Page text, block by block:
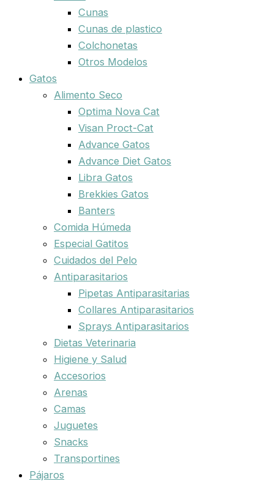
Cunas
Cunas de plastico
Colchonetas
Otros Modelos
Gatos
Alimento Seco
Optima Nova Cat
Visan Proct-Cat
Advance Gatos
Advance Diet Gatos
Libra Gatos
Brekkies Gatos
Banters
Comida Húmeda
Especial Gatitos
Cuidados del Pelo
Antiparasitarios
Pipetas Antiparasitarias
Collares Antiparasitarios
Sprays Antiparasitarios
Dietas Veterinaria
Higiene y Salud
Accesorios
Arenas
Camas
Juguetes
Snacks
Transportines
Pájaros